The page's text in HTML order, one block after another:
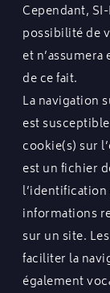
Cependant, SI-
possibilité de
et
de ce fait.
La navigation
est
cookie(s) sur
est un fichier
informations
sur un site.
faciliter la
également